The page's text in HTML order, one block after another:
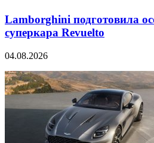
Lamborghini подготовила
суперкара Revuelto
04.08.2026